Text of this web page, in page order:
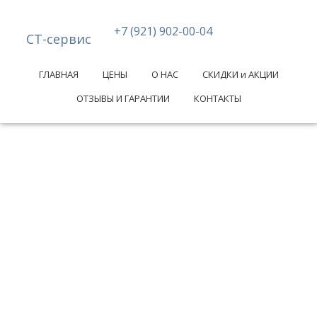
СТ-сервис +7 (921) 902-00-04
ГЛАВНАЯ ЦЕНЫ О НАС
СКИДКИ и АКЦИИ
ОТЗЫВЫ И ГАРАНТИИ
КОНТАКТЫ